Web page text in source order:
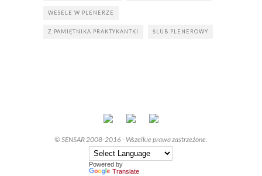
WESELE W PLENERZE
Z PAMIĘTNIKA PRAKTYKANTKI ŚLUB PLENEROWY
© SENSAR 2008-2016 - Wszelkie prawa zastrzeżone.
Powered by
Translate